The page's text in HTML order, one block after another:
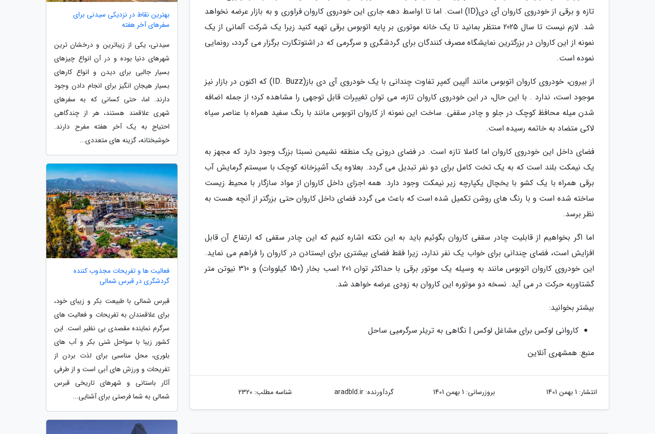
تازه و برقی از خودروی کاروان آی دی(ID) است. اما تا اواسط دهه جاری این خودروی کاروان فراوری و به بازار عرضه نخواهد
شد. لازم نیست تا سال 2025 منتظر بمانید تا یک خانه موتوری بر پایه اتوبوس برقی تهیه کنید زیرا یک شرکت آلمانی از یک
نمونه از این کاروان در بزرگترین نمایشگاه مصرف کنندگان برای گردشگری و سرگرمی که در اشتوتگارت برگزار می گردد، رونمایی
نموده است.
از بیرون، خودروی کاروان اتوبوس مانند آلپین کمپر تفاوت چندانی با یک خودروی آی دی باز(ID. Buzz) که اکنون در بازار نیز
موجود است، ندارد . با این حال، در این خودروی کاروان تازه، می توان تغییرات قابل توجهی را مشاهده کرد؛ از جمله اضافه
شدن میله محافظ کوچک در جلو و چادر سقفی. ساخت این نمونه از کاروان اتوبوس مانند با رنگ سفید همراه با عناصر سیاه
لاکی متضاد به خاتمه رسیده است.
فضای داخل این خودروی کاروان اما کاملا تازه است. در فضای درونی یک منطقه نشیمن نسبتا بزرگ وجود دارد که مجهز به
یک نیمکت بلند است که به یک تخت کامل برای دو نفر تبدیل می گردد. بعلاوه یک آشپزخانه کوچک با سیستم گرمایش آب
برقی همراه با یک کشو با یخچال یکپارچه زیر نیمکت وجود دارد. همه اجزای داخل کاروان از مواد سازگار با محیط زیست
ساخته شده است و با رنگ های روشن تکمیل شده است که باعث می گردد فضای داخل کاروان حتی بزرگتر از آنچه هست به
نظر برسد.
اما اگر بخواهیم از قابلیت چادر سقفی کاروان بگوئیم باید به این نکته اشاره کنیم که این چادر سقفی که ارتفاع آن قابل
افزایش است، فضای چندانی برای خواب یک نفر ندارد، زیرا فقط فضای بیشتری برای ایستادن در کاروان را فراهم می نماید.
این خودروی کاروان اتوبوس مانند به وسیله یک موتور برقی با حداکثر توان 201 اسب بخار (150 کیلووات) و 310 نیوتن متر
گشتاوربه حرکت در می آید. نسخه دو موتوره این کاروان به زودی عرضه خواهد شد.
بیشتر بخوانید:
کاروانی لوکس برای مشاغل لوکس | نگاهی به تریلر سرگرمیی ساحل
منبع: همشهری آنلاین
انتشار: 1 بهمن 1401 بروزرسانی: 1 بهمن 1401 گردآورنده:aradbld.ir شناسه مطلب: 2320
بهترین نقاط در نزدیکی سیدنی برای
سفرهای آخر هفته
سیدنی، یکی از زیباترین و درخشان ترین
شهرهای دنیا بوده و در آن انواع چیزهای
بسیار جالبی برای دیدن و انواع کارهای
بسیار هیجان انگیز برای انجام دادن وجود
دارند. اما، حتی کسانی که به سفرهای
شهری علاقمند هستند، هر از چندگاهی
احتیاج به یک آخر هفته مفرح دارند.
خوشبختانه، گزینه های متعددی...
فعالیت ها و تفریحات مجذوب کننده
گردشگری در قبرس شمالی
قبرس شمالی با طبیعت بکر و زیبای خود،
برای علاقمندان به تفریحات و فعالیت های
سرگرم نماینده مقصدی بی نظیر است. این
کشور زیبا با سواحل شنی بکر و آب های
بلوری، محل مناسبی برای لذت بردن از
تفریحات و ورزش های آبی است و از طرفی
آثار باستانی و شهرهای تاریخی قبرس
شمالی به شما فرصتی برای آشنایی...